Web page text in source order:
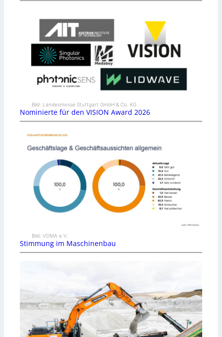
Bild: Landesmesse Stuttgart GmbH & Co. KG
Nominierte für den VISION Award 2026
Bild: VDMA e.V.
Stimmung im Maschinenbau